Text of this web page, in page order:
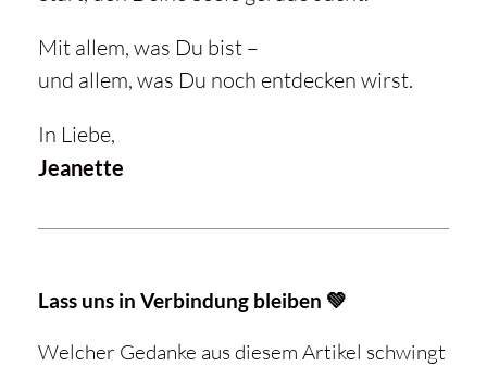
Mit allem, was Du bist –
und allem, was Du noch entdecken wirst.
In Liebe,
Jeanette
Lass uns in Verbindung bleiben 💚
Welcher Gedanke aus diesem Artikel schwingt